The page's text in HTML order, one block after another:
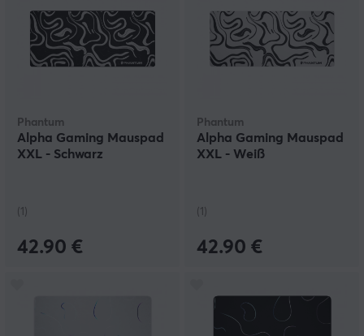
Phantum
Alpha Gaming Mauspad
XXL - Schwarz
(1)
42.90 €
Phantum
Alpha Gaming Mauspad
XXL - Weiß
(1)
42.90 €